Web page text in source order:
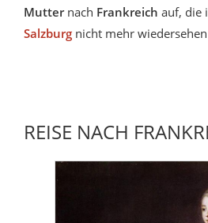
Mutternach Frankreich auf, die
Salzburg nicht mehr
REISE NACH